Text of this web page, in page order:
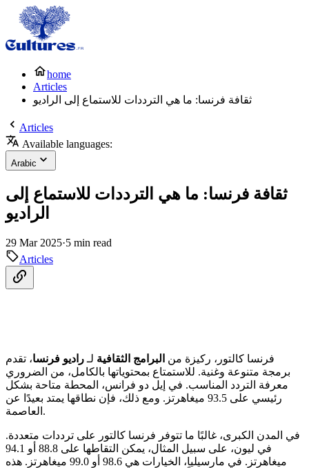
home
Articles
ثقافة فرنسا: ما هي الترددات للاستماع إلى الراديو
Articles
Available languages:
Arabic
ثقافة فرنسا: ما هي الترددات للاستماع إلى
الراديو
29 Mar 2025·5 min read
Articles
فرنسا كالتور، ركيزة من البرامج الثقافية لـ راديو فرنسا، تقدم
برمجة متنوعة وغنية. للاستمتاع بمحتوياتها بالكامل، من الضروري
معرفة التردد المناسب. في إيل دو فرانس، المحطة متاحة بشكل
رئيسي على 93.5 ميغاهرتز. ومع ذلك، فإن نطاقها يمتد بعيدًا عن
العاصمة.
في المدن الكبرى، غالبًا ما تتوفر فرنسا كالتور على ترددات متعددة.
في ليون، على سبيل المثال، يمكن التقاطها على 88.8 أو 94.1
ميغاهرتز. في مارسيليا، الخيارات هي 98.6 أو 99.0 ميغاهرتز. هذه